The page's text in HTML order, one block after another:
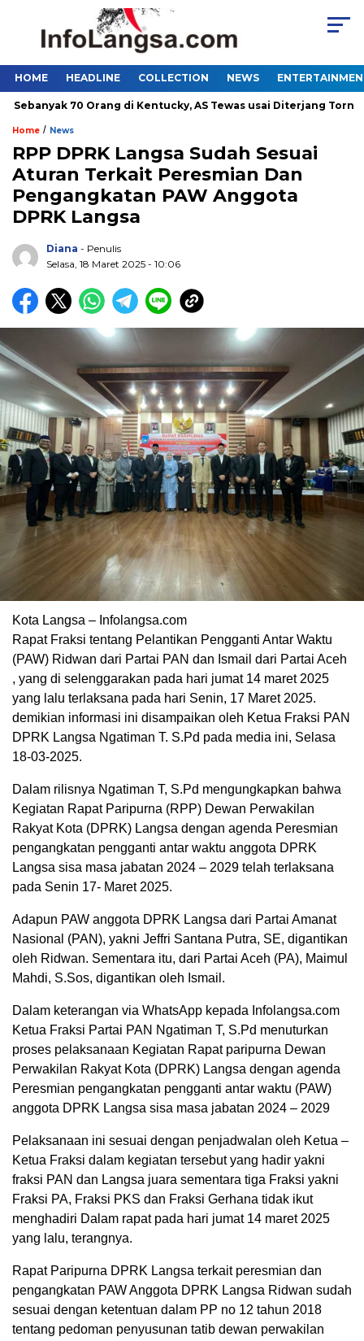
HOME HEADLINE COLLECTION NEWS
70 Orang di Kentucky, AS Tewas usai Diterjang Tornado
Home / News
RPP DPRK Langsa Sudah Sesuai
Aturan Terkait Peresmian Dan
Pengangkatan PAW Anggota
DPRK Langsa
Diana - Penulis
Selasa, 18 Maret 2025 - 10:06
Kota Langsa – Infolangsa.com
Rapat Fraksi tentang Pelantikan Pengganti Antar Waktu
(PAW) Ridwan dari Partai PAN dan Ismail dari Partai Aceh
, yang di selenggarakan pada hari jumat 14 maret 2025
yang lalu terlaksana pada hari Senin, 17 Maret 2025.
demikian informasi ini disampaikan oleh Ketua Fraksi PAN
DPRK Langsa Ngatiman T. S.Pd pada media ini, Selasa
18-03-2025.
Dalam rilisnya Ngatiman T, S.Pd mengungkapkan bahwa
Kegiatan Rapat Paripurna (RPP) Dewan Perwakilan
Rakyat Kota (DPRK) Langsa dengan agenda Peresmian
pengangkatan pengganti antar waktu anggota DPRK
Langsa sisa masa jabatan 2024 – 2029 telah terlaksana
pada Senin 17- Maret 2025.
Adapun PAW anggota DPRK Langsa dari Partai Amanat
Nasional (PAN), yakni Jeffri Santana Putra, SE, digantikan
oleh Ridwan. Sementara itu, dari Partai Aceh (PA), Maimul
Mahdi, S.Sos, digantikan oleh Ismail.
Dalam keterangan via WhatsApp kepada Infolangsa.com
Ketua Fraksi Partai PAN Ngatiman T, S.Pd menuturkan
proses pelaksanaan Kegiatan Rapat paripurna Dewan
Perwakilan Rakyat Kota (DPRK) Langsa dengan agenda
Peresmian pengangkatan pengganti antar waktu (PAW)
anggota DPRK Langsa sisa masa jabatan 2024 – 2029
Pelaksanaan ini sesuai dengan penjadwalan oleh Ketua –
Ketua Fraksi dalam kegiatan tersebut yang hadir yakni
fraksi PAN dan Langsa juara sementara tiga Fraksi yakni
Fraksi PA, Fraksi PKS dan Fraksi Gerhana tidak ikut
menghadiri Dalam rapat pada hari jumat 14 maret 2025
yang lalu, terangnya.
Rapat Paripurna DPRK Langsa terkait peresmian dan
pengangkatan PAW Anggota DPRK Langsa Ridwan sudah
sesuai dengan ketentuan dalam PP no 12 tahun 2018
tentang pedoman penyusunan tatib dewan perwakilan